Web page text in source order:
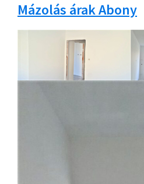
Mázolás árak Abony